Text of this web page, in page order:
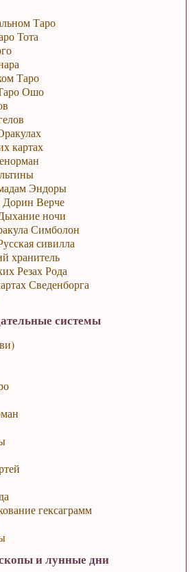
Таро
Тота
Таро
Ошо
картах
Эндоры
Дорин Верче
ночи
Симболон
сивилла
хранитель
Резах Рода
Сведенборга
системы
гексаграмм
и лунные дни